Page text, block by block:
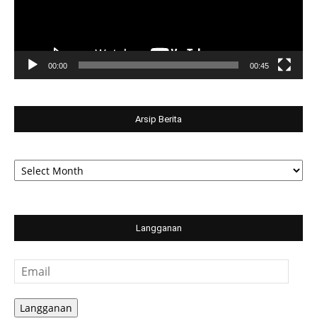
00:00 00:45
Arsip Berita
Arsip
Berita
Langganan
Email
Langganan